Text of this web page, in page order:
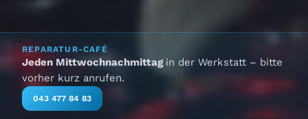
REPARATUR-CAFÉ
Jeden Mittwochnachmittag in der Werkstatt – bitte
vorher kurz anrufen.
043 477 84 83